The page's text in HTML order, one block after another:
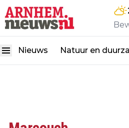
Nieuws Natuur en